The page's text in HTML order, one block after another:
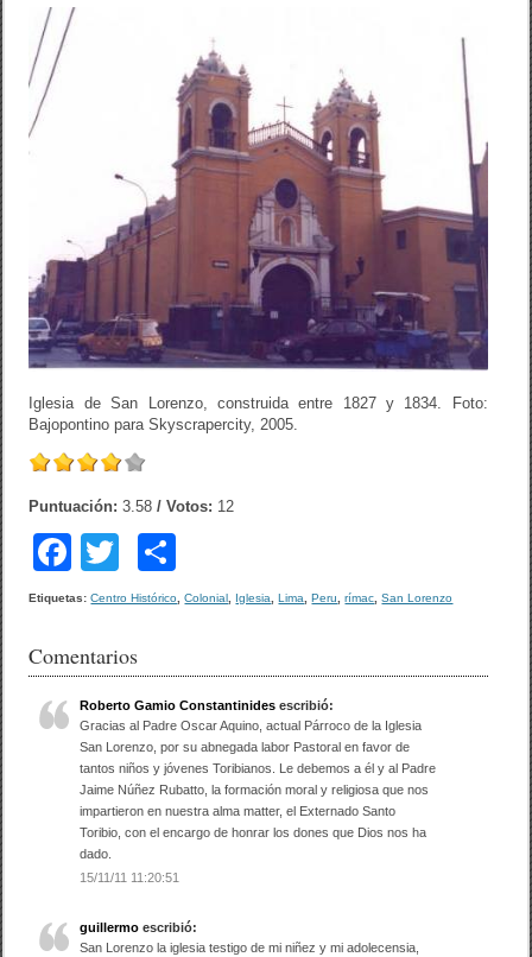
Iglesia de San Lorenzo, construida entre 1827 y 1834. Foto:
Bajopontino para Skyscrapercity, 2005.
Puntuación:3.58 / Votos: 12
F
a
e
b
o
o
k
T
wi
er
o
p
ar
tir
Etiquetas:Centro Histórico ,Colonial Iglesia ,Lima ,Peru ,rímac ,San Lorenzo
Comentarios
Roberto Gamio Constantinides escribió:
Gracias al Padre Oscar Aquino, actual Párroco de la Iglesia
San Lorenzo, por su abnegada labor Pastoral en favor de
tantos niños y jóvenes Toribianos. Le debemos a él y al Padre
Jaime Núñez Rubatto, la formación moral y religiosa que nos
impartieron en nuestra alma matter, el Externado Santo
Toribio, con el encargo de honrar los dones que Dios nos ha
dado.
15/11/11 11:20:51
guillermo escribió:
San Lorenzo la iglesia testigo de mi niñez y mi adolecensia,